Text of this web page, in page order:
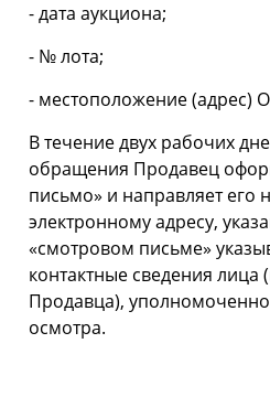
- дата аукциона;
- № лота;
- местоположение (адрес)
В течение двух рабочих
обращения Продавец
письмо» и направляет
электронному адресу,
«смотровом письме»
контактные сведения лица
Продавца),
осмотра.